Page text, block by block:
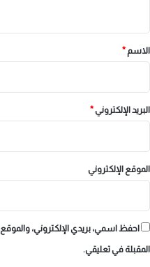
*
الاسم *
البريد الإلكتروني*
الموقع الإلكتروني
احفظ اسمي، بريدي الإلكتروني،
المقبلة في تعليقي.